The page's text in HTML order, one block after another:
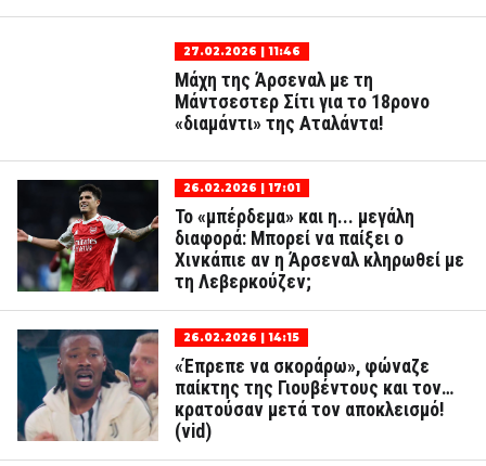
27.02.2026 | 11:46
Μάχη της Άρσεναλ με τη
Μάντσεστερ Σίτι για το 18ρονο
«διαμάντι» της Αταλάντα!
26.02.2026 | 17:01
Το «μπέρδεμα» και η... μεγάλη
διαφορά: Μπορεί να παίξει ο
Χινκάπιε αν η Άρσεναλ κληρωθεί με
τη Λεβερκούζεν;
26.02.2026 | 14:15
«Έπρεπε να σκοράρω», φώναζε
παίκτης της Γιουβέντους και τον…
κρατούσαν μετά τον αποκλεισμό!
(vid)